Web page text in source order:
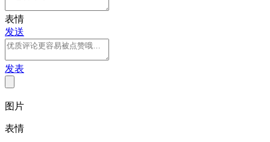
表情
发送
发表
图片
表情